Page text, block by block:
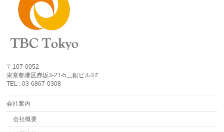
〒107-0052
東京都港区赤坂3-21-5三銀ビル3Ｆ
TEL : 03-6867-0308
会社案内
会社概要